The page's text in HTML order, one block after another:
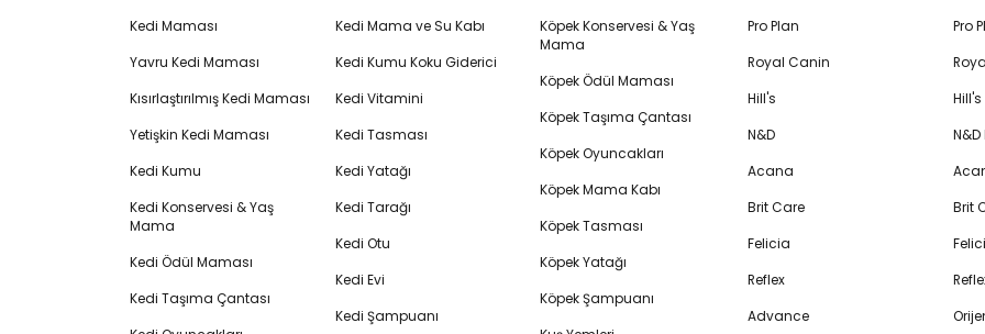
Kedi Maması
Yavru Kedi Maması
Kısırlaştırılmış Kedi Maması
Yetişkin Kedi Maması
Kedi Kumu
Kedi Konservesi & Yaş
Mama
Kedi Ödül Maması
Kedi Taşıma Çantası
Kedi Mama ve Su Kabı
Kedi Kumu Koku Giderici
Kedi Vitamini
Kedi Tasması
Kedi Yatağı
Kedi Tarağı
Kedi Otu
Kedi Evi
Kedi Şampuanı
Köpek Konservesi & Yaş
Mama
Köpek Ödül Maması
Köpek Taşıma Çantası
Köpek Oyuncakları
Köpek Mama Kabı
Köpek Tasması
Köpek Yatağı
Köpek Şampuanı
Pro Plan
Royal Canin
Hill's
N&D
Acana
Brit Care
Felicia
Reflex
Advance
Pro
Brit